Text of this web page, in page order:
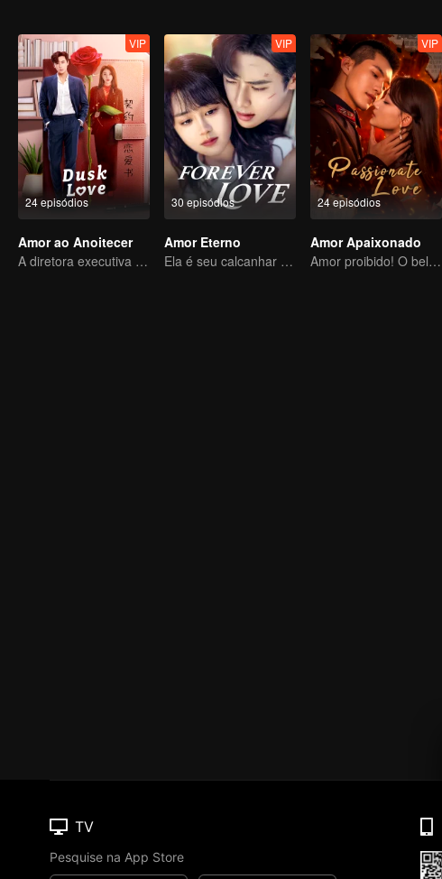
24 episódios
VIP
Amor ao Anoitecer
A diretora executiva se apaixonou pelo seu novo contrato
30 episódios
VIP
Amor Eterno
Ela é seu calcanhar de Aquiles e sua armadura
24 episódios
VIP
Amor Apaixonado
Amor proibido! O belo jovem tortura sua cunhada, primeiro amor
TV
Pesquise na App Store